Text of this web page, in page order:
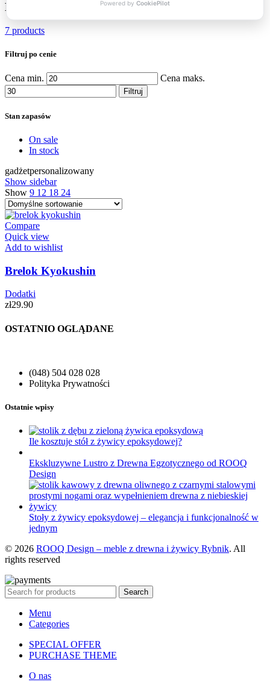
Dodatki
7 products
Filtruj po cenie
Cena min. Cena maks.
Filtruj
Stan zapasów
On sale
In stock
gadżetpersonalizowany
Show sidebar
Show 9 12 18 24
Compare
Quick view
Add to wishlist
Brelok Kyokushin
Dodatki
zł29.90
OSTATNIO OGLĄDANE
(048) 504 028 028
Polityka Prywatności
Ostatnie wpisy
Ile kosztuje stół z żywicy epoksydowej?
Ekskluzywne Lustro z Drewna Egzotycznego od ROOQ
Design
Stoły z żywicy epoksydowej – elegancja i funkcjonalność w
jednym
© 2026 ROOQ Design – meble z drewna i żywicy Rybnik. All
rights reserved
Search
Menu
Categories
SPECIAL OFFER
PURCHASE THEME
O nas